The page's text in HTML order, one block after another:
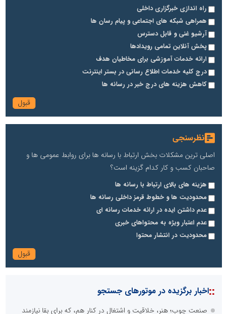
راه اندازی خبرگزاری داخلی
همراهی شبکه های اجتماعی و پیام رسان ها
آرشیو غنی و قابل دسترس
پخش آنلاین تمامی رویدادها
ارائه خدمات آموزشی برای مخاطیان هدف
درج کلیه خدمات اطلاع رسانی در بستر اینترنت
کاهش هزینه های درج خبر در رسانه ها
نظرسنجی
اصلی ترین مشکلات بخش ارتباط با رسانه ها برای روابط عمومی ها و
صاحبان کسب و کار کدام گزینه است؟
هزینه های بالای ارتباط با رسانه ها
محدودیت ها و خطوط قرمز داخلی رسانه ها
عدم داشتن ایده در ارائه خدمات رسانه ای
عدم اعتبار ویژه به محتواهای خبری
محدودیت در انتشار محتوا
::اخبار برگزیده در موتورهای جستجو
صنعت چوب؛ هنر، خلاقیت و اشتغال در کنار هم، که برای بقا نیازمند